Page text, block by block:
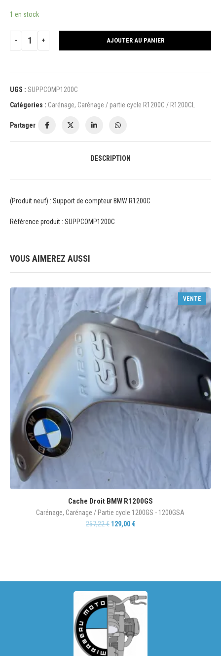
1 en stock
AJOUTER AU PANIER
UGS : SUPPCOMP1200C
Catégories : Carénage, Carénage / partie cycle R1200C / R1200CL
Partager
DESCRIPTION
(Produit neuf) : Support de compteur BMW R1200C
Référence produit : SUPPCOMP1200C
VOUS AIMEREZ AUSSI
VENTE
Cache Droit BMW R1200GS
Carénage, Carénage / Partie cycle 1200GS - 1200GSA
257,22€ 129,00 €